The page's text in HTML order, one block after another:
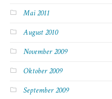
Mai 2011
August 2010
November 2009
Oktober 2009
September 2009